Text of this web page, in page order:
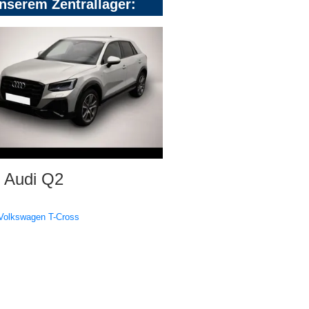
Zentrallager:
Audi Q2